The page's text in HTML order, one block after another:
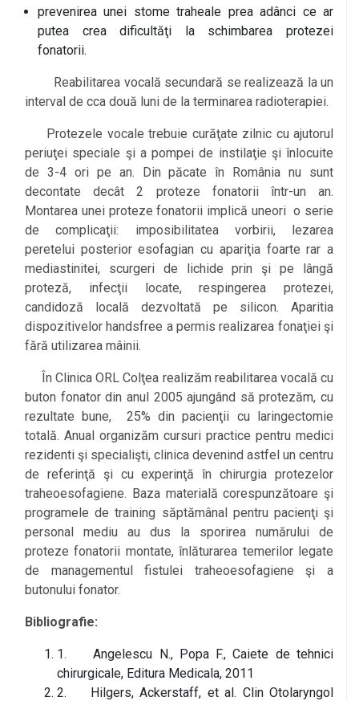
prevenirea unei stome traheale prea adânci ce ar
putea crea dificultăţi la schimbarea protezei
fonatorii.
Reabilitarea vocală secundară se realizează la un
interval de cca două luni de la terminarea radioterapiei.
Protezele vocale trebuie curăţate zilnic cu ajutorul
periuţei speciale şi a pompei de instilaţie şi înlocuite
de 3-4 ori pe an. Din păcate în România nu sunt
decontate decât 2 proteze fonatorii într-un an.
Montarea unei proteze fonatorii implică uneori o serie
de complicaţii: imposibilitatea vorbirii, lezarea
peretelui posterior esofagian cu apariţia foarte rar a
mediastinitei, scurgeri de lichide prin şi pe lângă
proteză, infecţii locate, respingerea protezei,
candidoză locală dezvoltată pe silicon. Aparitia
dispozitivelor handsfree a permis realizarea fonaţiei şi
fără utilizarea mâinii.
În Clinica ORL Colţea realizăm reabilitarea vocală cu
buton fonator din anul 2005 ajungând să protezăm, cu
rezultate bune, 25% din pacienţii cu laringectomie
totală. Anual organizăm cursuri practice pentru medici
rezidenti şi specialişti, clinica devenind astfel un centru
de referinţă şi cu experinţă în chirurgia protezelor
traheoesofagiene. Baza materială corespunzătoare şi
programele de training săptămânal pentru pacienţi şi
personal mediu au dus la sporirea numărului de
proteze fonatorii montate, înlăturarea temerilor legate
de managementul fistulei traheoesofagiene şi a
butonului fonator.
Bibliografie:
1. Angelescu N., Popa F., Caiete de tehnici
chirurgicale, Editura Medicala, 2011
2. Hilgers, Ackerstaff, et al. Clin Otolaryngol